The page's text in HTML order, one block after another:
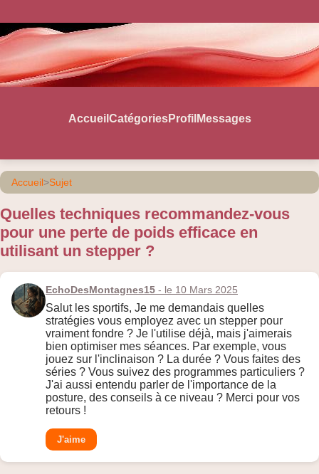
Accueil CatégoriesProfil Messages
Accueil>Sujet
Quelles techniques recommandez-vous
pour une perte de poids efficace en
utilisant un stepper ?
EchoDesMontagnes15 - le 10 Mars 2025
Salut les sportifs, Je me demandais quelles
stratégies vous employez avec un stepper pour
vraiment fondre ? Je l'utilise déjà, mais j'aimerais
bien optimiser mes séances. Par exemple, vous
jouez sur l'inclinaison ? La durée ? Vous faites des
séries ? Vous suivez des programmes particuliers ?
J'ai aussi entendu parler de l'importance de la
posture, des conseils à ce niveau ? Merci pour vos
retours !
J'aime